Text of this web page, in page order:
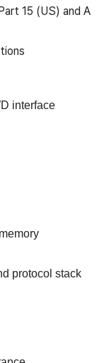
15 (US) and A
interface
protocol stack